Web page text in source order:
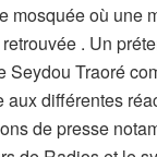
mosquée où une
. Un
Seydou Traoré
différentes
de presse